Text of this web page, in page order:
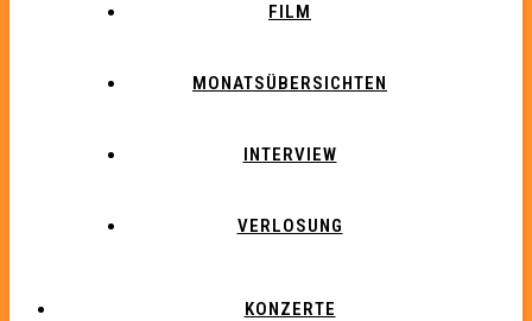
FILM
MONATSÜBERSICHTEN
INTERVIEW
VERLOSUNG
KONZERTE